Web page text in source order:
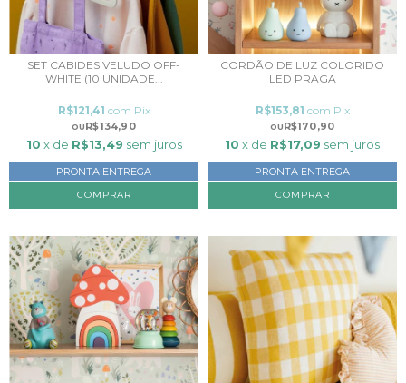
SET CABIDES VELUDO OFF-
WHITE (10 UNIDADE...
R$134,90
R$121,41 com Pix
10 x de R$13,49 sem juros
PRONTA ENTREGA
CORDÃO DE LUZ COLORIDO
LED PRAGA
R$170,90
R$153,81 com Pix
10 x de R$17,09 sem juros
PRONTA ENTREGA
COMPRAR